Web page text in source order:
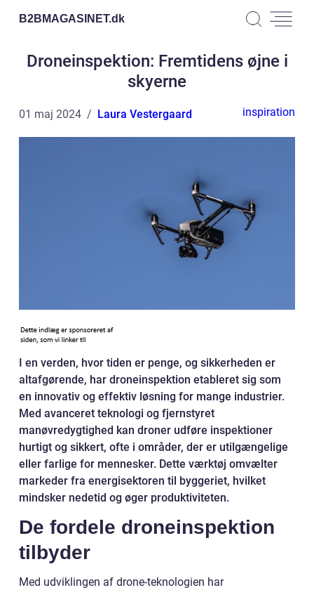
B2BMAGASINET.dk
Droneinspektion: Fremtidens øjne i
skyerne
01 maj 2024 Laura Vestergaard inspiration
I en verden, hvor tiden er penge, og sikkerheden er
altafgørende, har droneinspektion etableret sig som
en innovativ og effektiv løsning for mange industrier.
Med avanceret teknologi og fjernstyret
manøvredygtighed kan droner udføre inspektioner
hurtigt og sikkert, ofte i områder, der er utilgængelige
eller farlige for mennesker. Dette værktøj omvælter
markeder fra energisektoren til byggeriet, hvilket
mindsker nedetid og øger produktiviteten.
De fordele droneinspektion
tilbyder
Med udviklingen af drone-teknologien har